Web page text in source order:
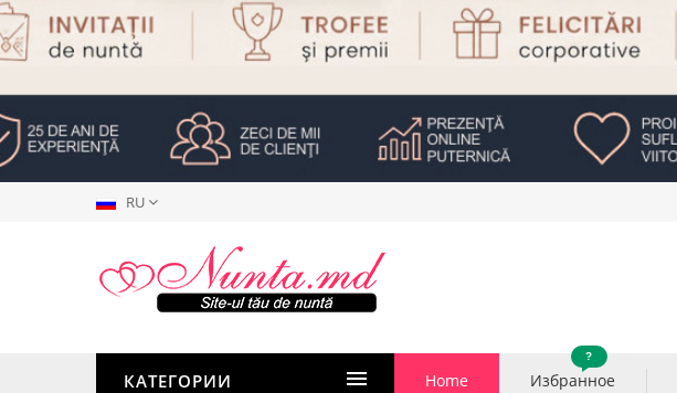
RU
КАТЕГОРИИ Home Избранное
?